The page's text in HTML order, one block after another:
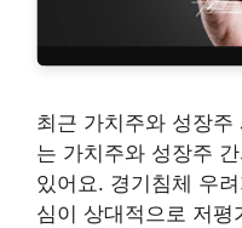
최근 가치주와 성장주
는 가치주와 성장주
있어요. 경기침체 우
심이 상대적으로 저평